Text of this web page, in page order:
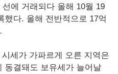
에 거래되다 올해 10월 19
했다. 올해 전반적으로 17억
세가 가파르게 오른 지역은
동결돼도 보유세가 늘어날